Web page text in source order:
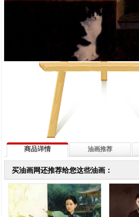
商品详情 油画推荐
买油画网还推荐给您这些油画：